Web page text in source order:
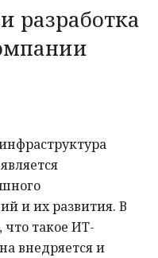
разработка
и их развития. В
что такое ИТ-
внедряется и